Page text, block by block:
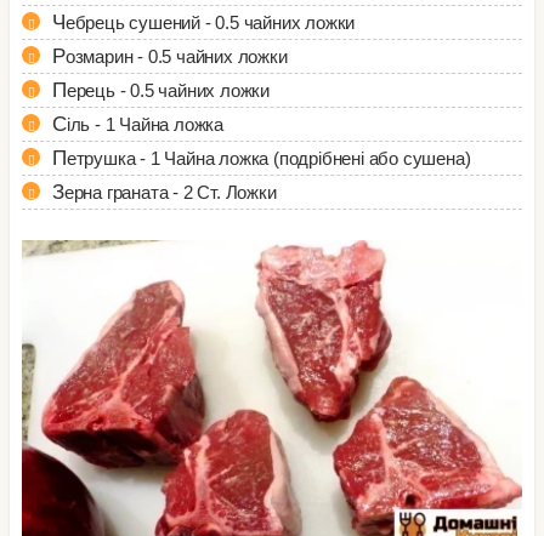
Чебрець сушений - 0.5 чайних ложки
Розмарин - 0.5 чайних ложки
Перець - 0.5 чайних ложки
Сіль - 1 Чайна ложка
Петрушка - 1 Чайна ложка (подрібнені або сушена)
Зерна граната - 2 Ст. Ложки